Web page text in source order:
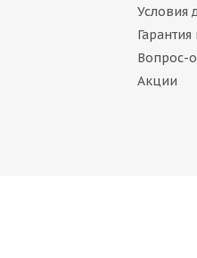
Условия
Вопрос-
Акции